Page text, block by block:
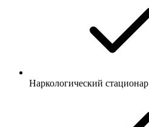
Наркологический стационар